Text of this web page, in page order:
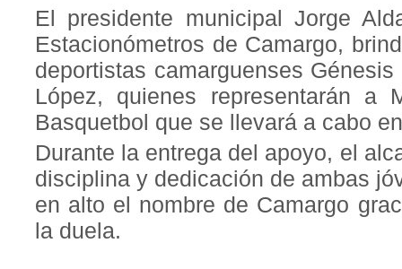
El presidente municipal Jorge
Estacionómetros de Camargo,
deportistas camarguenses
López, quienes representarán a
Basquetbol que se llevará a cabo
Durante la entrega del apoyo, el
disciplina y dedicación de ambas
en alto el nombre de Camargo
la duela.